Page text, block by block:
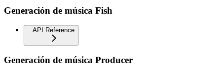
Generación de música Fish
API Reference
Generación de música Producer